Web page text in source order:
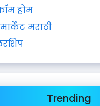
होम
मराठी
Trending